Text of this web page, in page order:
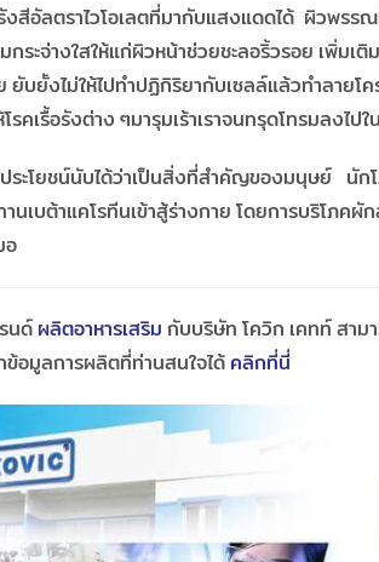
งสีอัลตราไวโอเลตที่มากับแสงแดดได้ ผิวพร
กระจ่างใสให้แก่ผิวหน้าช่วยชะลอริ้วรอย เพิ่ม
ยับยั้งไม่ให้ไปทำปฏิกิริยากับเซลล์แล้วทำลาย
รคเรื้อรังต่าง ๆมารุมเร้าเราจนทรุดโทรมลงไป
ระโยชน์นับได้ว่าเป็นสิ่งที่สำคัญของมนุษย์ นัก
านเบต้าแคโรทีนเข้าสู้ร่างกาย โดยการบริโภค
อ
นด์ ผลิตอาหารเสริม กับบริษัท โควิก เคทท์ สาม
อมูลการผลิตที่ท่านสนใจได้ คลิกที่นี่